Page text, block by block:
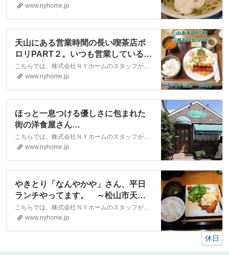
す。｜松山市・大洲市の賃貸・不動
産なら株式会社NYホーム
www.nyhome.jp
天山にある営業時間の長い喫茶店ポ
ロリPART２。いつも営業していると
いう安心感を与えてくれます。｜松
山市・大洲市の賃貸・不動産なら株
式会社NYホーム
こちらでは、株式会社ＮＹホームのスタッフが執筆したスタッフブログ記事、「天山にある営業時間の長い喫茶店ポロリPART２。いつも営業しているという安心感を与えてくれます。」をご紹介しております。他にも様々なテーマの記事がありますので、お住まい探しの合間にぜひご一読ください！
www.nyhome.jp
ほっと一息つける優しさに包まれた
街の洋食屋さん
「Strawberrycandle」 ～松山市立
花～｜松山市・大洲市の賃貸・不動
産なら株式会社NYホーム
こちらでは、株式会社ＮＹホームのスタッフが執筆したスタッフブログ記事、「ほっと一息つける優しさに包まれた街の洋食屋さん「Strawberrycandle」 ～松山市立花～」をご紹介しております。他にも様々なテーマの記事がありますので、お住まい探しの合間にぜひご一読ください！
www.nyhome.jp
やきとり「なんやかや」さん、平日
ランチやってます。 ～松山市天山
～｜松山市・大洲市の賃貸・不動産
なら株式会社NYホーム
こちらでは、株式会社ＮＹホームのスタッフが執筆したスタッフブログ記事、「やきとり「なんやかや」さん、平日ランチやってます。 ～松山市天山～」をご紹介しております。他にも様々なテーマの記事がありますので、お住まい探しの合間にぜひご一読ください！
www.nyhome.jp
休日